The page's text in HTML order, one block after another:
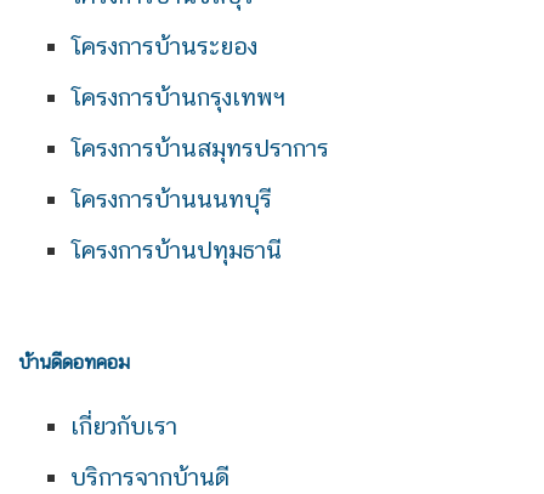
โครงการบ้านระยอง
โครงการบ้านกรุงเทพฯ
โครงการบ้านสมุทรปราการ
โครงการบ้านนนทบุรี
โครงการบ้านปทุมธานี
บ้านดีดอทคอม
เกี่ยวกับเรา
บริการจากบ้านดี